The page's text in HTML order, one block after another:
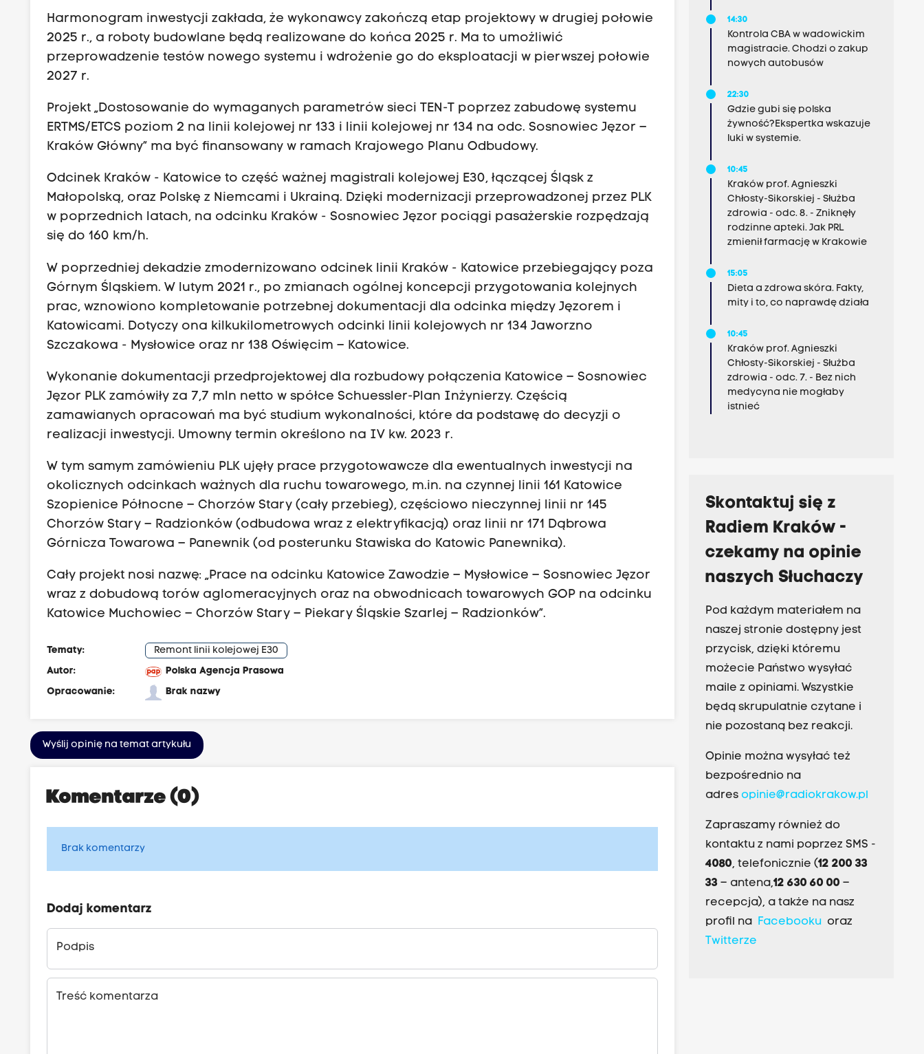
Harmonogram inwestycji zakłada, że wykonawcy zakończą etap projektowy w drugiej połowie
2025 r., a roboty budowlane będą realizowane do końca 2025 r. Ma to umożliwić
przeprowadzenie testów nowego systemu i wdrożenie go do eksploatacji w pierwszej połowie
2027 r.
Projekt „Dostosowanie do wymaganych parametrów sieci TEN-T poprzez zabudowę systemu
ERTMS/ETCS poziom 2 na linii kolejowej nr 133 i linii kolejowej nr 134 na odc. Sosnowiec Jęzor –
Kraków Główny” ma być finansowany w ramach Krajowego Planu Odbudowy.
Odcinek Kraków - Katowice to część ważnej magistrali kolejowej E30, łączącej Śląsk z
Małopolską, oraz Polskę z Niemcami i Ukrainą. Dzięki modernizacji przeprowadzonej przez PLK
w poprzednich latach, na odcinku Kraków - Sosnowiec Jęzor pociągi pasażerskie rozpędzają
się do 160 km/h.
W poprzedniej dekadzie zmodernizowano odcinek linii Kraków - Katowice przebiegający poza
Górnym Śląskiem. W lutym 2021 r., po zmianach ogólnej koncepcji przygotowania kolejnych
prac, wznowiono kompletowanie potrzebnej dokumentacji dla odcinka między Jęzorem i
Katowicami. Dotyczy ona kilkukilometrowych odcinki linii kolejowych nr 134 Jaworzno
Szczakowa - Mysłowice oraz nr 138 Oświęcim – Katowice.
Wykonanie dokumentacji przedprojektowej dla rozbudowy połączenia Katowice – Sosnowiec
Jęzor PLK zamówiły za 7,7 mln netto w spółce Schuessler-Plan Inżynierzy. Częścią
zamawianych opracowań ma być studium wykonalności, które da podstawę do decyzji o
realizacji inwestycji. Umowny termin określono na IV kw. 2023 r.
W tym samym zamówieniu PLK ujęły prace przygotowawcze dla ewentualnych inwestycji na
okolicznych odcinkach ważnych dla ruchu towarowego, m.in. na czynnej linii 161 Katowice
Szopienice Północne – Chorzów Stary (cały przebieg), częściowo nieczynnej linii nr 145
Chorzów Stary – Radzionków (odbudowa wraz z elektryfikacją) oraz linii nr 171 Dąbrowa
Górnicza Towarowa – Panewnik (od posterunku Stawiska do Katowic Panewnika).
Cały projekt nosi nazwę: „Prace na odcinku Katowice Zawodzie – Mysłowice – Sosnowiec Jęzor
wraz z dobudową torów aglomeracyjnych oraz na obwodnicach towarowych GOP na odcinku
Katowice Muchowiec – Chorzów Stary – Piekary Śląskie Szarlej – Radzionków”.
Tematy:
Remont linii kolejowej E30
Autor:
Polska Agencja Prasowa
Opracowanie:
Brak nazwy
Wyślij opinię na temat artykułu
Komentarze (0)
Brak komentarzy
Dodaj komentarz
Podpis
Treść komentarza
14:30
Kontrola CBA w wadowickim
magistracie. Chodzi o zakup
nowych autobusów
22:30
Gdzie gubi się polska
żywność?Ekspertka wskazuje
luki w systemie.
10:45
Kraków prof. Agnieszki
Chłosty-Sikorskiej - Służba
zdrowia - odc. 8. - Zniknęły
rodzinne apteki. Jak PRL
zmienił farmację w Krakowie
15:05
Dieta a zdrowa skóra. Fakty,
mity i to, co naprawdę działa
10:45
Kraków prof. Agnieszki
Chłosty-Sikorskiej - Służba
zdrowia - odc. 7. - Bez nich
medycyna nie mogłaby
istnieć
Skontaktuj się z
Radiem Kraków -
czekamy na opinie
naszych Słuchaczy
Pod każdym materiałem na
naszej stronie dostępny jest
przycisk, dzięki któremu
możecie Państwo wysyłać
maile z opiniami. Wszystkie
będą skrupulatnie czytane i
nie pozostaną bez reakcji.
Opinie można wysyłać też
bezpośrednio na
adres opinie@radiokrakow.pl
Zapraszamy również do
kontaktu z nami poprzez SMS -
4080, telefonicznie (12 200 33
33– antena,12 630 60 00 –
recepcja), a także na nasz
profil na Facebookuoraz
Twitterze